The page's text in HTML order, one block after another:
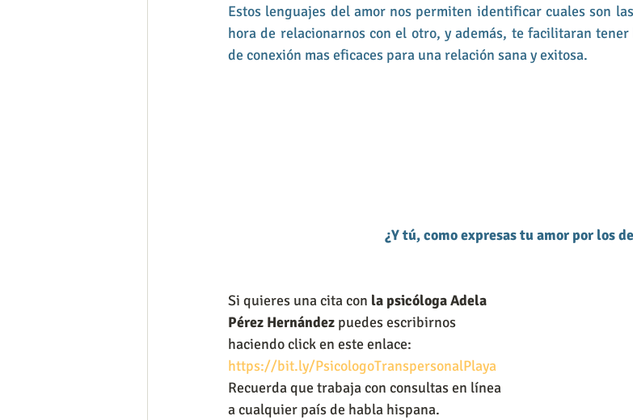
Estos lenguajes del amor nos permiten identificar cuales son
hora de relacionarnos con el otro, y además, te facilitaran
de conexión mas eficaces para una relación sana y exitosa.
¿Y tú, como expresas tu amor por los
Si quieres una cita con la psicóloga Adela
Pérez Hernández puedes escribirnos
haciendo click en este enlace:
https://bit.ly/PsicologoTranspersonalPlaya
Recuerda que trabaja con consultas en línea
a cualquier país de habla hispana.